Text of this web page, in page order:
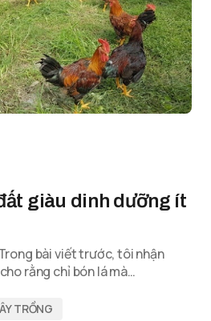
giàu dinh dưỡng ít
bài viết trước, tôi nhận
rằng chỉ bón lá mà…
TRỒNG